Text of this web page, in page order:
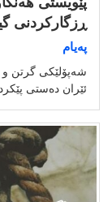
ڕزگارکردنی
پەیام
شەپۆلێکی گرتن و
ئێران دەستی